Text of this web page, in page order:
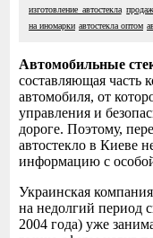
изготовление автостекла
на иномарки автостекла оптом
Автомобильные
составляющая часть
автомобиля, от
управления и
дороге. Поэтому,
автостекло в Киеве
информацию с
Украинская
на недолгий период
2004 года) уже